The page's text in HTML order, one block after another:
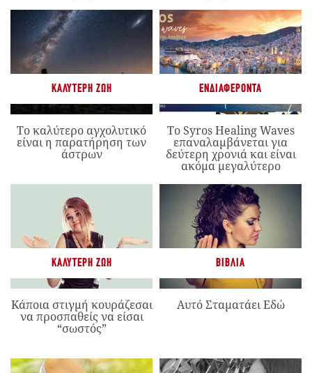
ΚΑΛΎΤΕΡΗ ΖΩΉ
Το καλύτερο αγχολυτικό
είναι η παρατήρηση των
άστρων
ΕΝΔΙΑΦΈΡΟΝΤΑ
Το Syros Healing Waves
επαναλαμβάνεται για
δεύτερη χρονιά και είναι
ακόμα μεγαλύτερο
ΚΑΛΎΤΕΡΗ ΖΩΉ
Κάποια στιγμή κουράζεσαι
να προσπαθείς να είσαι
“σωστός”
ΒΙΒΛΊΑ
Αυτό Σταματάει Εδώ